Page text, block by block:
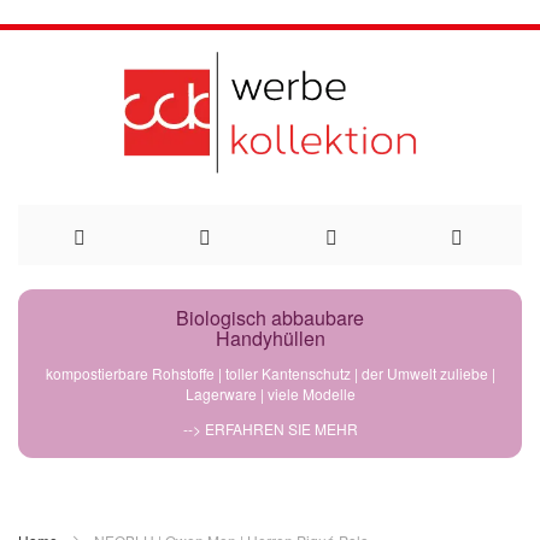
Direkt
Biologisch abbaubare
Handyhüllen
kompostierbare Rohstoffe | toller Kantenschutz | der Umwelt zuliebe |
Lagerware | viele Modelle
--> ERFAHREN SIE MEHR